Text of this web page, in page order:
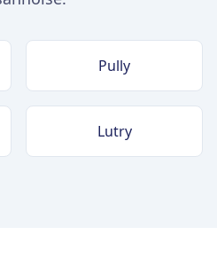
Pully
Lutry